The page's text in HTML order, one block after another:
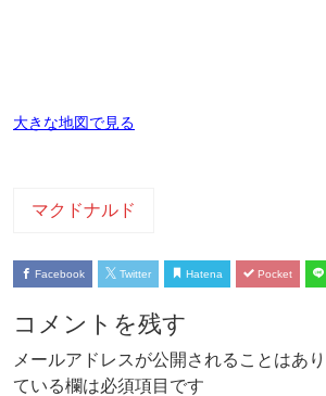
大きな地図で見る
マクドナルド
Facebook Twitter Hatena Pocket
コメントを残す
メールアドレスが公開されることはあり
ている欄は必須項目です